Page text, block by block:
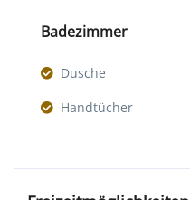
Badezimmer
Dusche
Handtücher